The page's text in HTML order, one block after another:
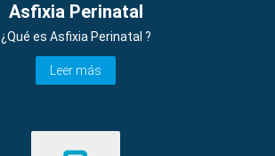
Asfixia Perinatal
¿Qué es Asfixia Perinatal ?
Leer más